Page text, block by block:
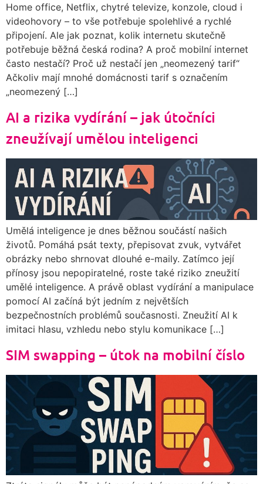
Home office, Netflix, chytré televize, konzole, cloud i
videohovory – to vše potřebuje spolehlivé a rychlé
připojení. Ale jak poznat, kolik internetu skutečně
potřebuje běžná česká rodina? A proč mobilní internet
často nestačí? Proč už nestačí jen „neomezený tarif“
Ačkoliv mají mnohé domácnosti tarif s označením
„neomezený […]
AI a rizika vydírání – jak útočníci
zneužívají umělou inteligenci
Umělá inteligence je dnes běžnou součástí našich
životů. Pomáhá psát texty, přepisovat zvuk, vytvářet
obrázky nebo shrnovat dlouhé e-maily. Zatímco její
přínosy jsou nepopiratelné, roste také riziko zneužití
umělé inteligence. A právě oblast vydírání a manipulace
pomocí AI začíná být jedním z největších
bezpečnostních problémů současnosti. Zneužití AI k
imitaci hlasu, vzhledu nebo stylu komunikace […]
SIM swapping – útok na mobilní číslo